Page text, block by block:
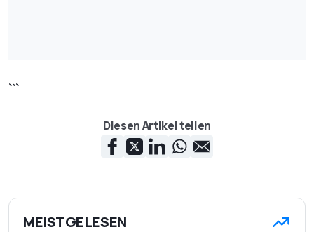
```
Diesen Artikel teilen
MEISTGELESEN